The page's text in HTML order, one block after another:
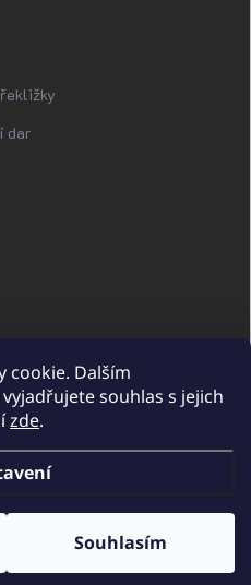
cookie. Dalším
souhlas s jejich
zde.
Souhlasím
dar
Shoptet
práva vyhrazena.Upravit nastavení